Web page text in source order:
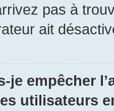
pas à
ait
je empêcher
utilisateurs